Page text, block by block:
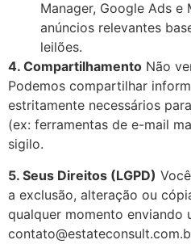
Manager, Google Ads e
anúncios relevantes
leilões.
4. Compartilhamento Não
Podemos compartilhar
estritamente necessários
(ex: ferramentas de e-mail
sigilo.
5. Seus Direitos (LGPD)
a exclusão, alteração ou
qualquer momento enviando